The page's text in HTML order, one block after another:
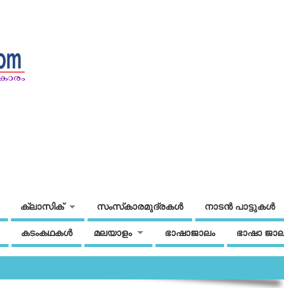
ക്ലാസിക് സംസ്‌കാരമുദ്രകള്‍ നാടന്‍ പാട്ടുകള്‍
കടംകഥകള്‍ മലയാളം ഭാഷാജാലം ഭാഷാ